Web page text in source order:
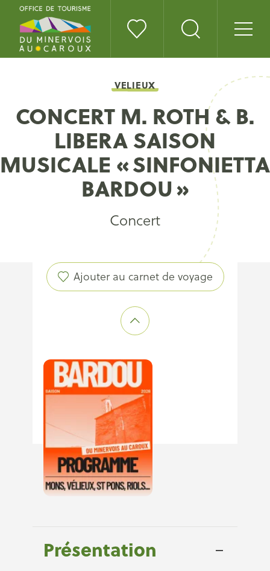
VELIEUX
CONCERT M. ROTH & B.
LIBERA SAISON
MUSICALE « SINFONIETTA
BARDOU »
Concert
Ajouter au carnet de voyage
Présentation